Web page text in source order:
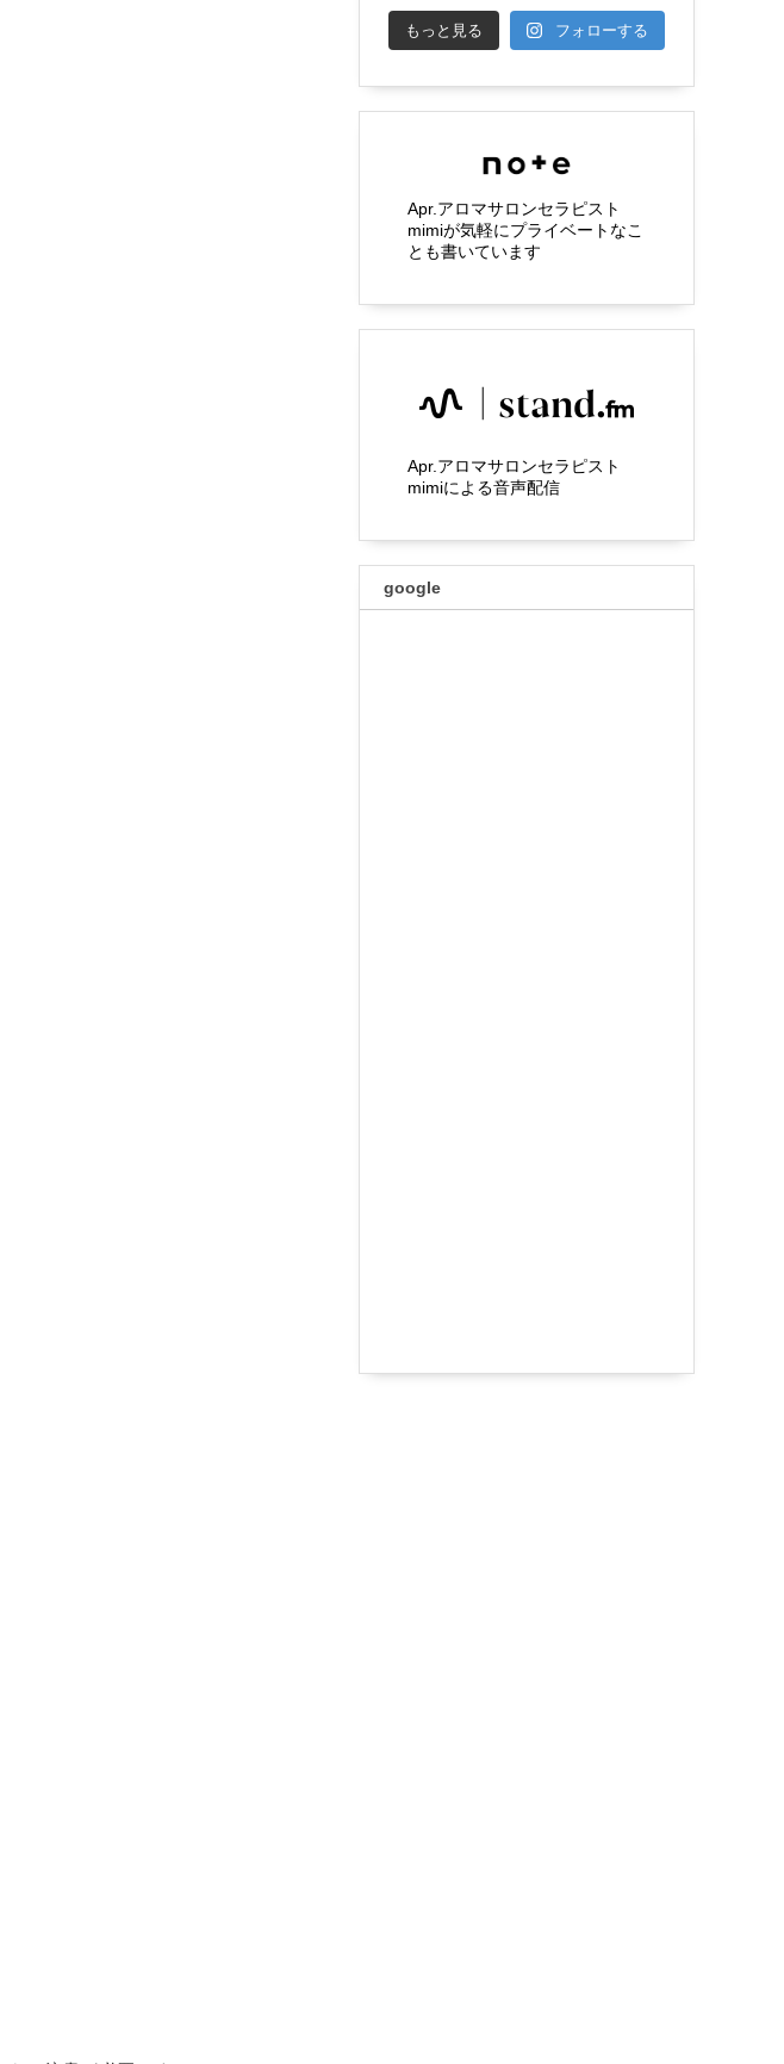
もっと見る フォローする
Apr.アロマサロンセラピスト
mimiが気軽にプライベートなこ
とも書いています
Apr.アロマサロンセラピスト
mimiによる音声配信
google